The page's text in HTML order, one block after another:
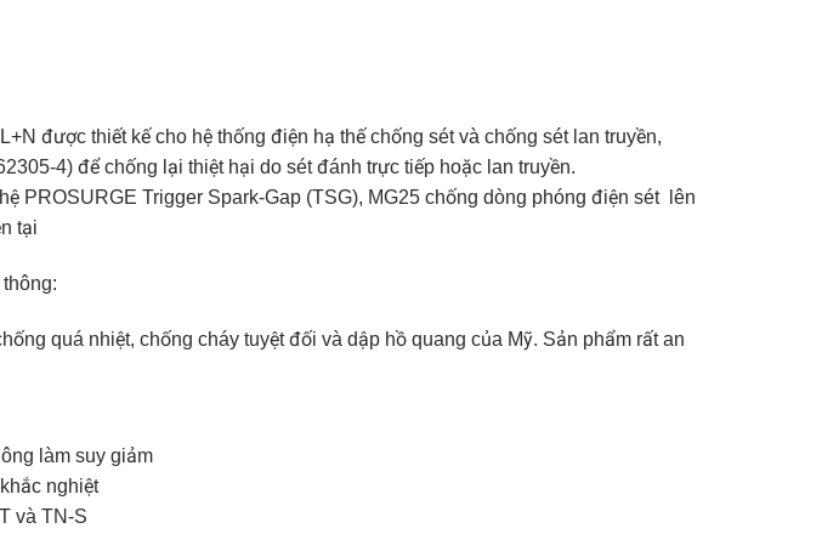
được thiết kế cho hệ thống điện hạ thế chống sét và chống sét lan truyền,
4) để chống lại thiệt hại do sét đánh trực tiếp hoặc lan truyền.
PROSURGE Trigger Spark-Gap (TSG), MG25 chống dòng phóng điện sét lên
tại
quá nhiệt, chống cháy tuyệt đối và dập hồ quang của Mỹ. Sản phẩm rất an
làm suy giảm
nghiệt
và TN-S